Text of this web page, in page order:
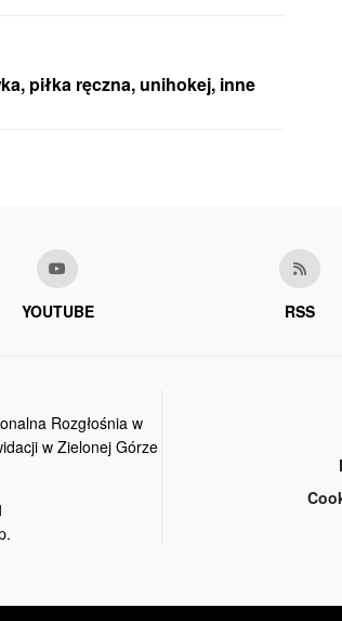
piłka ręczna, unihokej, inne
YOUTUBE RSS
Rozgłośnia w
w Zielonej Górze